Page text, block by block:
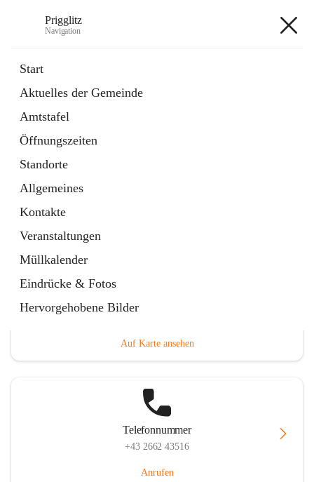
Prigglitz
Navigation
Start
Aktuelles der Gemeinde
Amtstafel
Öffnungszeiten
Standorte
Allgemeines
Kontakte
Veranstaltungen
Müllkalender
Eindrücke & Fotos
Hervorgehobene Bilder
Externe Webseite
in
Tab
Gemeindezeitung
Ordner
öffnet
in
neuem
Tab
Hauptadresse
Auf Karte ansehen
Telefonnummer
+43 2662 43516
Anrufen